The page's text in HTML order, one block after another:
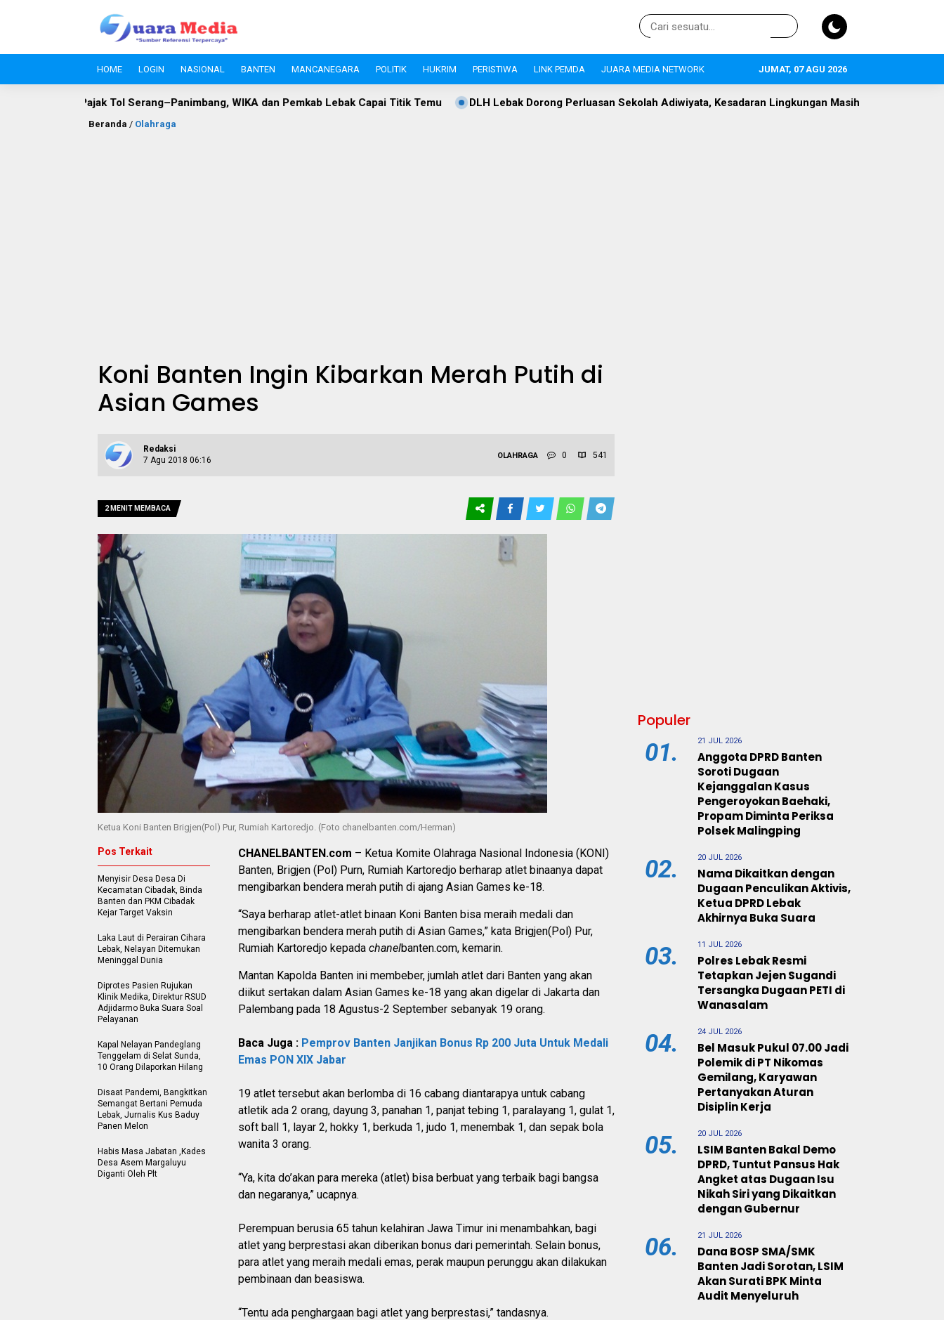
HOME LOGIN NASIONAL BANTEN MANCANEGARA POLITIK HUKRIM PERISTIWA LINK PEMDA JUARA MEDIA NETWORK JUMAT, 07 AGU 2026
Serang–Panimbang, WIKA dan Pemkab Lebak Capai Titik Temu DLH Lebak Dorong Perluasan Sekolah Adiwiyata, Kesadaran Lingkungan Masih Jadi Tantangan Keraton UMKM
Beranda / Olahraga
Koni Banten Ingin Kibarkan Merah Putih di
Asian Games
Redaksi
7 Agu 2018 06:16
OLAHRAGA 0 541
2 MENIT MEMBACA
Ketua Koni Banten Brigjen(Pol) Pur, Rumiah Kartoredjo. (Foto chanelbanten.com/Herman)
CHANELBANTEN.com – Ketua Komite Olahraga Nasional Indonesia (KONI)
Banten, Brigjen (Pol) Purn, Rumiah Kartoredjo berharap atlet binaanya dapat
mengibarkan bendera merah putih di ajang Asian Games ke-18.
“Saya berharap atlet-atlet binaan Koni Banten bisa meraih medali dan
mengibarkan bendera merah putih di Asian Games,” kata Brigjen(Pol) Pur,
Rumiah Kartoredjo kepada chanelbanten.com, kemarin.
Mantan Kapolda Banten ini membeber, jumlah atlet dari Banten yang akan
diikut sertakan dalam Asian Games ke-18 yang akan digelar di Jakarta dan
Palembang pada 18 Agustus-2 September sebanyak 19 orang.
Baca Juga : Pemprov Banten Janjikan Bonus Rp 200 Juta Untuk Medali
Emas PON XIX Jabar
19 atlet tersebut akan berlomba di 16 cabang diantarapya untuk cabang
atletik ada 2 orang, dayung 3, panahan 1, panjat tebing 1, paralayang 1, gulat 1,
soft ball 1, layar 2, hokky 1, berkuda 1, judo 1, menembak 1, dan sepak bola
wanita 3 orang.
“Ya, kita do’akan para mereka (atlet) bisa berbuat yang terbaik bagi bangsa
dan negaranya,” ucapnya.
Perempuan berusia 65 tahun kelahiran Jawa Timur ini menambahkan, bagi
atlet yang berprestasi akan diberikan bonus dari pemerintah. Selain bonus,
para atlet yang meraih medali emas, perak maupun perunggu akan dilakukan
pembinaan dan beasiswa.
“Tentu ada penghargaan bagi atlet yang berprestasi,” tandasnya.
Pos Terkait
Menyisir Desa Desa Di
Kecamatan Cibadak, Binda
Banten dan PKM Cibadak
Kejar Target Vaksin
Laka Laut di Perairan Cihara
Lebak, Nelayan Ditemukan
Meninggal Dunia
Diprotes Pasien Rujukan
Klinik Medika, Direktur RSUD
Adjidarmo Buka Suara Soal
Pelayanan
Kapal Nelayan Pandeglang
Tenggelam di Selat Sunda,
10 Orang Dilaporkan Hilang
Disaat Pandemi, Bangkitkan
Semangat Bertani Pemuda
Lebak, Jurnalis Kus Baduy
Panen Melon
Habis Masa Jabatan ,Kades
Desa Asem Margaluyu
Diganti Oleh Plt
Populer
01. 21 JUL 2026
Anggota DPRD Banten
Soroti Dugaan
Kejanggalan Kasus
Pengeroyokan Baehaki,
Propam Diminta Periksa
Polsek Malingping
02. 20 JUL 2026
Nama Dikaitkan dengan
Dugaan Penculikan Aktivis,
Ketua DPRD Lebak
Akhirnya Buka Suara
03. 11 JUL 2026
Polres Lebak Resmi
Tetapkan Jejen Sugandi
Tersangka Dugaan PETI di
Wanasalam
04. 24 JUL 2026
Bel Masuk Pukul 07.00 Jadi
Polemik di PT Nikomas
Gemilang, Karyawan
Pertanyakan Aturan
Disiplin Kerja
05. 20 JUL 2026
LSIM Banten Bakal Demo
DPRD, Tuntut Pansus Hak
Angket atas Dugaan Isu
Nikah Siri yang Dikaitkan
dengan Gubernur
06. 21 JUL 2026
Dana BOSP SMA/SMK
Banten Jadi Sorotan, LSIM
Akan Surati BPK Minta
Audit Menyeluruh